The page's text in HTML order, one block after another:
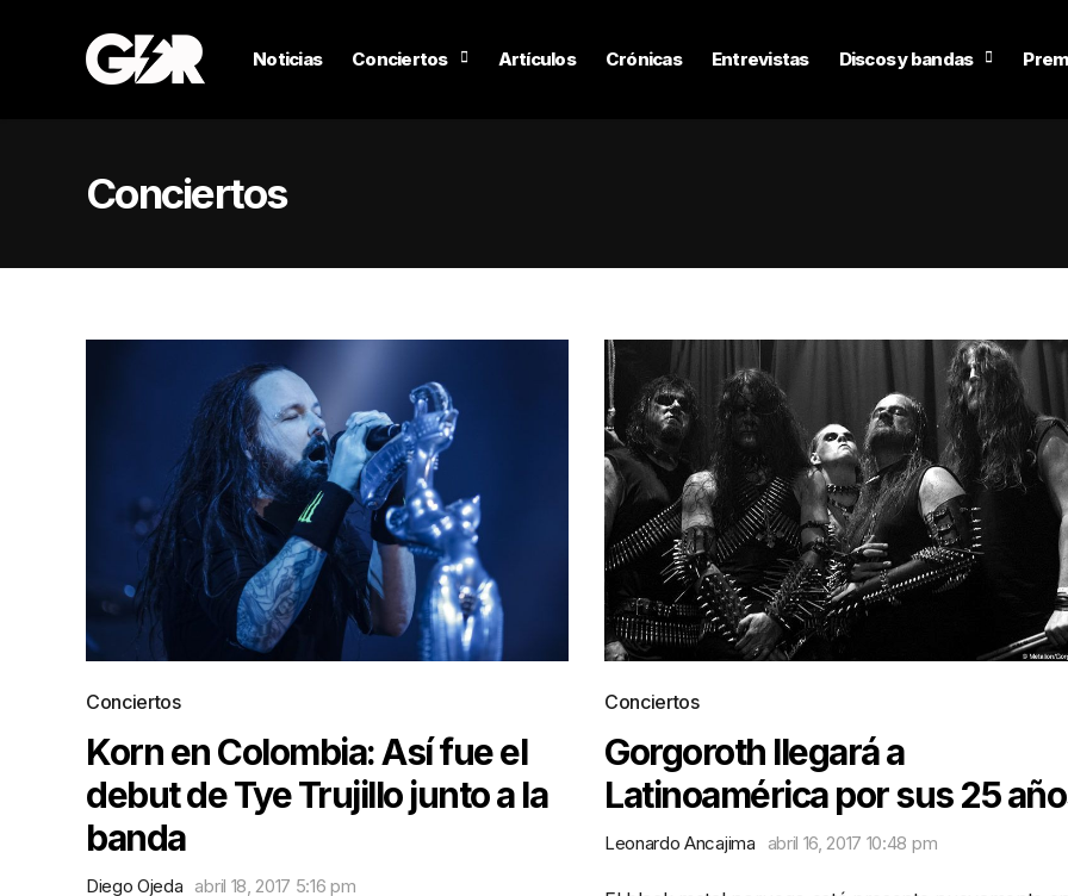
Noticias Conciertos Artículos Crónicas Entrevistas Discos y bandas
Conciertos
Conciertos
Korn en Colombia: Así fue el
debut de Tye Trujillo junto a la
banda
Diego Ojeda abril 18, 2017 5:16 pm
Conciertos
Gorgoroth llegará a
Latinoamérica por sus 25
Leonardo Ancajima abril 16, 2017 10:48 pm